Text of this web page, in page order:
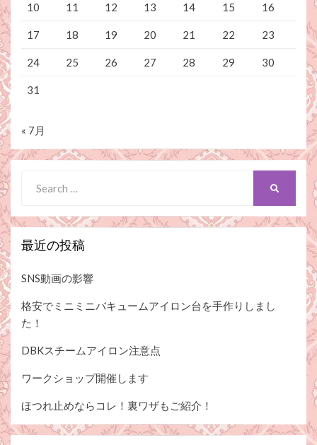
10 11 12 13 14 15 16
17 18 19 20 21 22 23
24 25 26 27 28 29 30
31
« 7月
for:
最近の投稿
SNS動画の影響
格安でミニミニバキュームアイロン台を手作りしまし
た！
DBKスチームアイロン注意点
ワークショップ開催します
ほつれ止めならコレ！裏ワザもご紹介！